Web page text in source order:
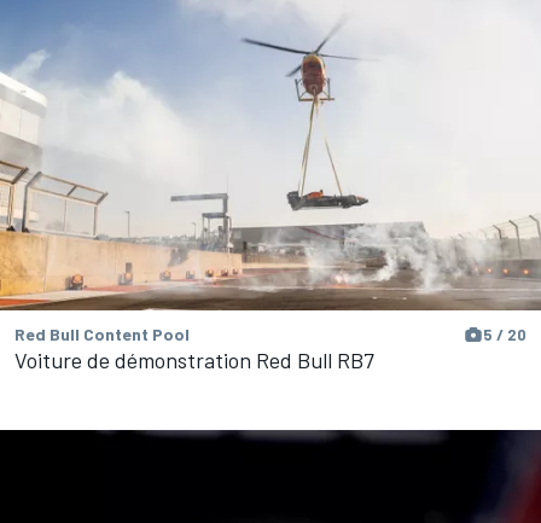
Red Bull Content Pool 5 / 20
Voiture de démonstration Red Bull RB7